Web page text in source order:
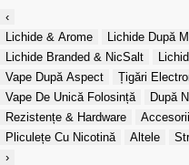
‹
Lichide & Arome
Lichide După
Lichide Branded & NicSalt
Vape După Aspect
Țigări
Vape De Unică Folosință
După
Rezistențe & Hardware
Accesorii
Pliculețe Cu Nicotină
Altele
›